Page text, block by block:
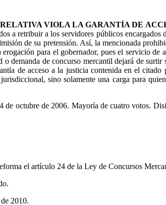
VIOLA LA GARANTÍA DE
a retribuir a los servidores públicos
de su pretensión. Así, la mencionada
para el gobernador, pues el servicio
demanda de concurso mercantil dejará de
de acceso a la justicia contenida en el
sino solamente una carga para
octubre de 2006. Mayoría de cuatro votos.
el artículo 24 de la Ley de Concursos
2010.